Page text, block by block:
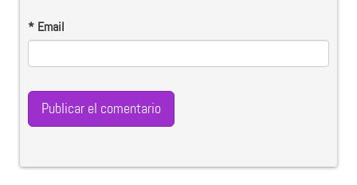
* Email